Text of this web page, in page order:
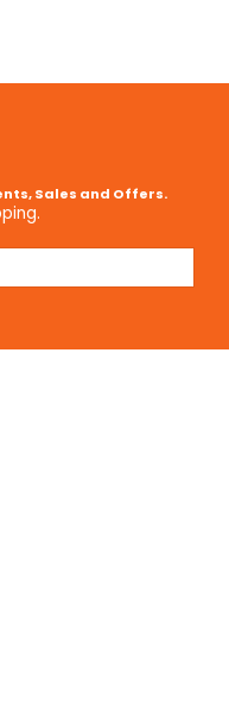
Sales and Offers.